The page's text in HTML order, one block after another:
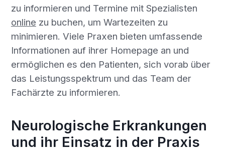
zu informieren und Termine mit Spezialisten
online zu buchen, um Wartezeiten zu
minimieren. Viele Praxen bieten umfassende
Informationen auf ihrer Homepage an und
ermöglichen es den Patienten, sich vorab über
das Leistungsspektrum und das Team der
Fachärzte zu informieren.
Neurologische Erkrankungen
und ihr Einsatz in der Praxis